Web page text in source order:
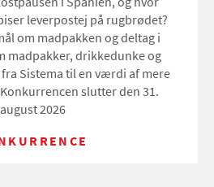
leverpostej på rugbrødet?
om madpakken og deltag i
madpakker, drikkedunke og
Sistema til en værdi af mere
slutter den 31.
august 2026